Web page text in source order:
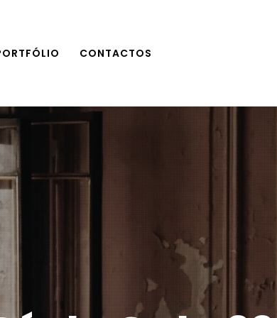
CONTACTOS